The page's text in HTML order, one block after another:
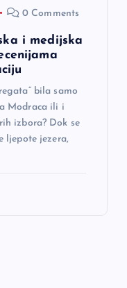
0 Comments
i medijska
bila samo
Modraca ili i
izbora? Dok se
ljepote jezera,